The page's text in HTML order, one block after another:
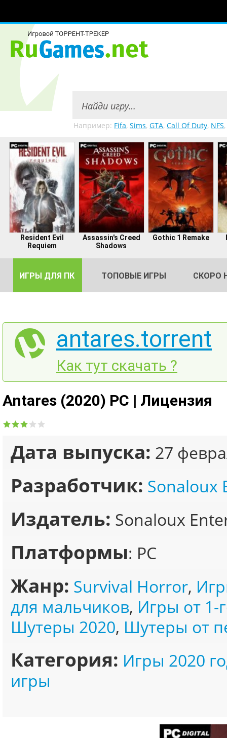
Например: Fifa, Sims, GTA, Call Of Duty, NFS,
Resident Evil
Requiem
Assassin's Creed
Shadows
Gothic 1 Remake
ИГРЫ ДЛЯ ПК ТОПОВЫЕ ИГРЫ СКОРО
antares.torrent
Как тут скачать ?
Antares (2020) PC | Лицензия
Дата выпуска: 27
Разработчик: Sonaloux
Издатель: Sonaloux
Платформы: PC
Жанр: Survival Horror,
для мальчиков, Игры от 1-
Шутеры 2020, Шутеры от
Категория: Игры 2020
игры